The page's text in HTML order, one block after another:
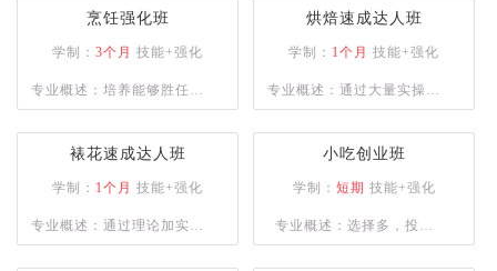
烹饪强化班
学制：3个月 技能+强化
专业概述：培养能够胜任大
才，或是具备自主创业能力
熟练掌握烹饪技巧。
烘焙速成达人班
学制： 1个月 技能+强化
专业概述：通过大量实操课
备使用并能独立完成各种西
裱花速成达人班
学制： 1个月 技能+强化
专业概述：通过理论加实操
小吃创业班
学制： 短期 技能+强化
专业概述：选择多，投资